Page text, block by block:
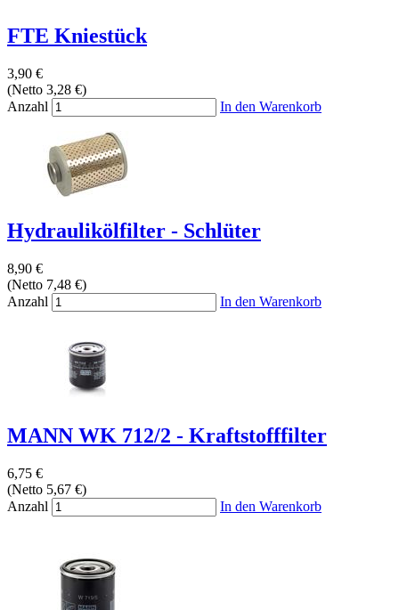
FTE Kniestück
3,90 €
(Netto 3,28 €)
Anzahl
In den Warenkorb
Hydraulikölfilter - Schlüter
8,90 €
(Netto 7,48 €)
Anzahl
In den Warenkorb
MANN WK 712/2 - Kraftstofffilter
6,75 €
(Netto 5,67 €)
Anzahl
In den Warenkorb